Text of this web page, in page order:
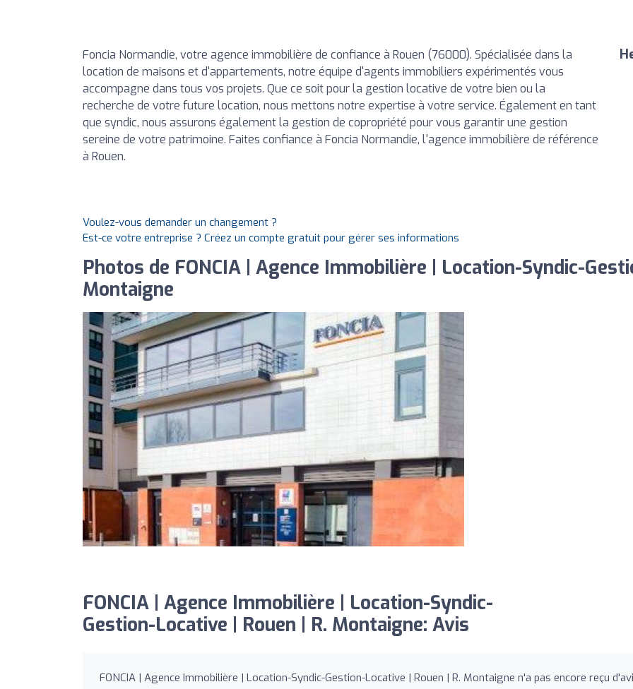
Foncia Normandie, votre agence immobilière de confiance à Rouen (76000). Spécialisée dans la
location de maisons et d'appartements, notre équipe d'agents immobiliers expérimentés vous
accompagne dans tous vos projets. Que ce soit pour la gestion locative de votre bien ou la
recherche de votre future location, nous mettons notre expertise à votre service. Également en tant
que syndic, nous assurons également la gestion de copropriété pour vous garantir une gestion
sereine de votre patrimoine. Faites confiance à Foncia Normandie, l'agence immobilière de référence
à Rouen.
Voulez-vous demander un changement ?
Est-ce votre entreprise ? Créez un compte gratuit pour gérer ses informations
Photos de FONCIA | Agence Immobilière | Location-Syndic-
Montaigne
FONCIA | Agence Immobilière | Location-Syndic-
Gestion-Locative | Rouen | R. Montaigne: Avis
FONCIA | Agence Immobilière | Location-Syndic-Gestion-Locative | Rouen | R. Montaigne n'a pas encore reçu